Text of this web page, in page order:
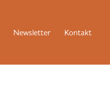
Newsletter Kontakt